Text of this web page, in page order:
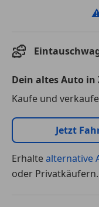
Dein altes Auto in
Kaufe und
Jetzt
Erhaltealternative
oder Privatkäufern.